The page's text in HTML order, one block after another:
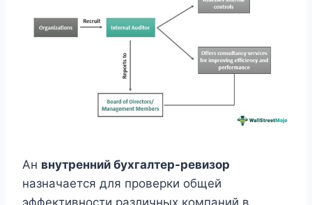
Ан внутренний бухгалтер-ревизор
назначается для проверки общей
эффективности различных компаний в